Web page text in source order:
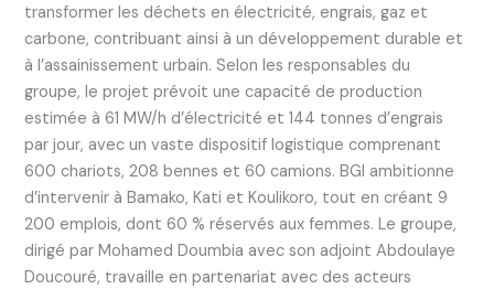
transformer les déchets en électricité, engrais, gaz et
carbone, contribuant ainsi à un développement durable et
à l’assainissement urbain. Selon les responsables du
groupe, le projet prévoit une capacité de production
estimée à 61 MW/h d’électricité et 144 tonnes d’engrais
par jour, avec un vaste dispositif logistique comprenant
600 chariots, 208 bennes et 60 camions. BGI ambitionne
d’intervenir à Bamako, Kati et Koulikoro, tout en créant 9
200 emplois, dont 60 % réservés aux femmes. Le groupe,
dirigé par Mohamed Doumbia avec son adjoint Abdoulaye
Doucouré, travaille en partenariat avec des acteurs